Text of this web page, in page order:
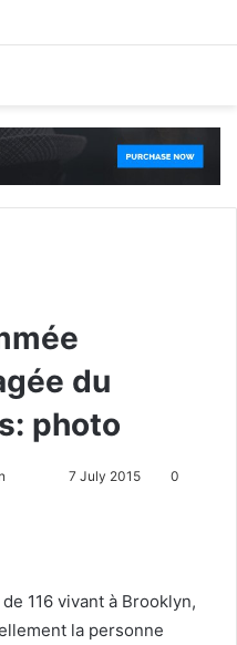
du
photo
w
o
n
e
7 July 2015 0
116 vivant à Brooklyn,
la personne